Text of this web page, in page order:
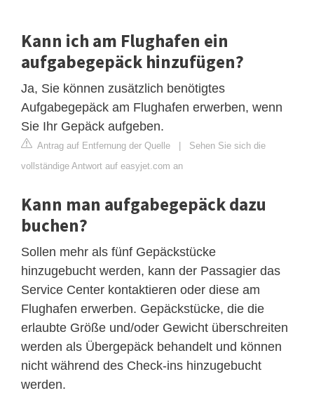
Kann ich am Flughafen ein
aufgabegepäck hinzufügen?
Ja, Sie können zusätzlich benötigtes
Aufgabegepäck am Flughafen erwerben, wenn
Sie Ihr Gepäck aufgeben.
Antrag auf Entfernung der Quelle
Sehen Sie sich die
vollständige Antwort auf easyjet.com an
Kann man aufgabegepäck dazu
buchen?
Sollen mehr als fünf Gepäckstücke
hinzugebucht werden, kann der Passagier das
Service Center kontaktieren oder diese am
Flughafen erwerben. Gepäckstücke, die die
erlaubte Größe und/oder Gewicht überschreiten
werden als Übergepäck behandelt und können
nicht während des Check-ins hinzugebucht
werden.